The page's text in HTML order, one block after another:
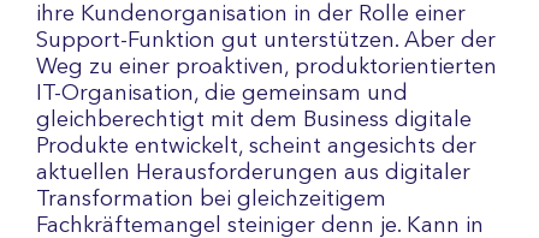
ihre Kundenorganisation in der Rolle einer
Support-Funktion gut unterstützen. Aber der
Weg zu einer proaktiven, produktorientierten
IT-Organisation, die gemeinsam und
gleichberechtigt mit dem Business digitale
Produkte entwickelt, scheint angesichts der
aktuellen Herausforderungen aus digitaler
Transformation bei gleichzeitigem
Fachkräftemangel steiniger denn je. Kann in